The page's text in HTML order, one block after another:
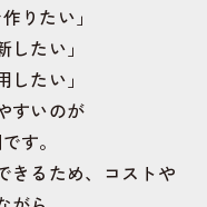
りたい」
したい」
したい」
すいのが
す。
きるため、コストや